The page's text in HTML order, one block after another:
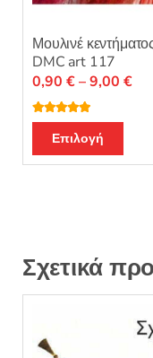
Μουλινέ
DMC art 117
Βαθμολογή
θηκε με4.96
από 5
0,90 €–9,00 €
Επιλογή
το
Οι
να
Σχετικά